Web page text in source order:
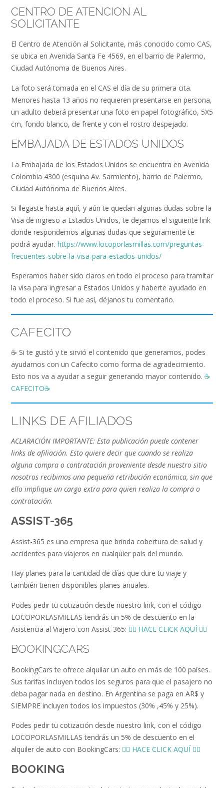
CENTRO DE ATENCION AL
SOLICITANTE
El Centro de Atención al Solicitante, más conocido como CAS,
se ubica en Avenida Santa Fe 4569, en el barrio de Palermo,
Ciudad Autónoma de Buenos Aires.
La foto será tomada en el CAS el día de su primera cita.
Menores hasta 13 años no requieren presentarse en persona,
un adulto deberá presentar una foto en papel fotográfico, 5X5
cm, fondo blanco, de frente y con el rostro despejado.
EMBAJADA DE ESTADOS UNIDOS
La Embajada de los Estados Unidos se encuentra en Avenida
Colombia 4300 (esquina Av. Sarmiento), barrio de Palermo,
Ciudad Autónoma de Buenos Aires.
Si llegaste hasta aquí, y aún te quedan algunas dudas sobre la
Visa de ingreso a Estados Unidos, te dejamos el siguiente link
donde respondemos algunas dudas que seguramente te
podrá ayudar. https://www.locoporlasmillas.com/preguntas-
frecuentes-sobre-la-visa-para-estados-unidos/
Esperamos haber sido claros en todo el proceso para tramitar
la visa para ingresar a Estados Unidos y haberte ayudado en
todo el proceso. Si fue así, déjanos tu comentario.
CAFECITO
☕️ Si te gustó y te sirvió el contenido que generamos, podes
ayudarnos con un Cafecito como forma de agradecimiento.
Esto nos va a ayudar a seguir generando mayor contenido. ☕️
CAFECITO☕️
LINKS DE AFILIADOS
ACLARACIÓN IMPORTANTE: Esta publicación puede contener
links de afiliación. Esto quiere decir que cuando se realiza
alguna compra o contratación proveniente desde nuestro sitio
nosotros recibimos una pequeña retribución económica, sin que
ello implique un cargo extra para quien realiza la compra o
contratación.
ASSIST-365
Assist-365 es una empresa que brinda cobertura de salud y
accidentes para viajeros en cualquier país del mundo.
Hay planes para la cantidad de días que dure tu viaje y
también tienen disponibles planes anuales.
Podes pedir tu cotización desde nuestro link, con el código
LOCOPORLASMILLAS tendrás un 5% de descuento en la
Asistencia al Viajero con Assist-365: 👉🏻 HACE CLICK AQUÍ 👈🏻
BOOKINGCARS
BookingCars te ofrece alquilar un auto en más de 100 países.
Sus tarifas incluyen todos los seguros para que el pasajero no
deba pagar nada en destino. En Argentina se paga en AR$ y
SIEMPRE incluyen todos los impuestos (30% ,45% y 25%).
Podes pedir tu cotización desde nuestro link, con el código
LOCOPORLASMILLAS tendrás un 5% de descuento en el
alquiler de auto con BookingCars: 👉🏻 HACE CLICK AQUÍ 👈🏻
BOOKING